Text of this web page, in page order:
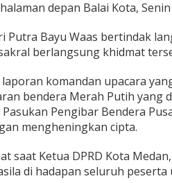
depan Balai Kota,
Putra Bayu Waas bertindak
berlangsung khidmat
komandan upacara
bendera Merah Putih yang
Pengibar Bendera
mengheningkan cipta.
saat Ketua DPRD Kota
di hadapan seluruh peserta